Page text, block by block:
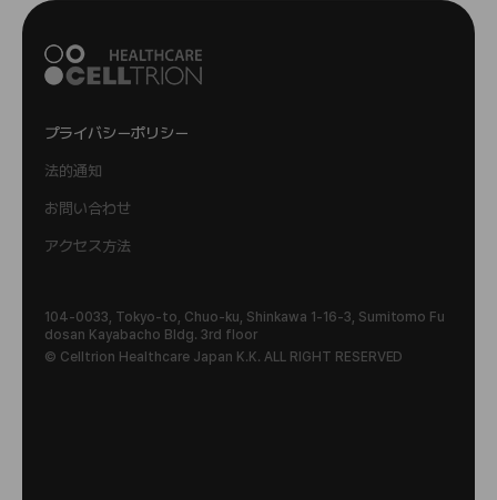
プライバシーポリシー
法的通知
お問い合わせ
アクセス方法
104-0033, Tokyo-to, Chuo-ku, Shinkawa 1-16-3, Sumitomo Fu
dosan Kayabacho Bldg. 3rd floor
© Celltrion Healthcare Japan K.K. ALL RIGHT RESERVED